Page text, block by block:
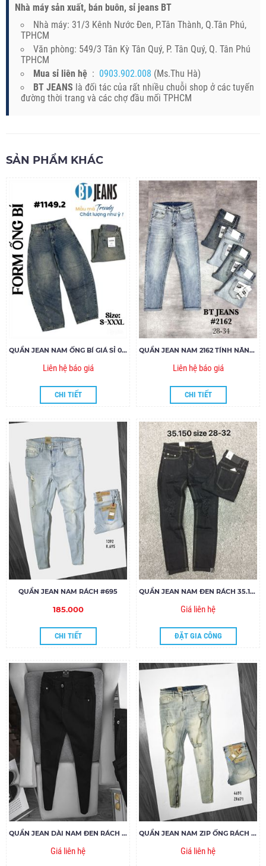
Nhà máy sản xuất, bán buôn, sỉ jeans BT
Nhà máy: 31/3 Kênh Nước Đen, P.Tân Thành, Q.Tân Phú,
TPHCM
Văn phòng: 549/3 Tân Kỳ Tân Quý, P. Tân Quý, Q. Tân Phú
TPHCM
Mua sỉ liên hệ : 0903.902.008 (Ms.Thu Hà)
BT JEANS là đối tác của rất nhiều chuỗi shop ở các tuyến
đường thời trang và các chợ đầu mối TPHCM
SẢN PHẨM KHÁC
QUẦN JEAN NAM ỐNG BÍ GIÁ SỈ 001
Liên hệ báo giá
CHI TIẾT
QUẦN JEAN NAM 2162 TÍNH NĂNG LÀM MÁT COOLMAX
Liên hệ báo giá
CHI TIẾT
QUẦN JEAN NAM RÁCH #695
185.000
CHI TIẾT
QUẦN JEAN NAM ĐEN RÁCH 35.150
Giá liên hệ
ĐẶT GIA CÔNG
QUẦN JEAN DÀI NAM ĐEN RÁCH GỐI ZIPPER
Giá liên hệ
QUẦN JEAN NAM ZIP ỐNG RÁCH ZR671
Giá liên hệ